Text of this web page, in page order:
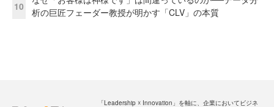
10
析の巨匠フェーダー教授が明かす「CLV」の本質
「Leadership ☓ Innovation」を軸に、企業においてビジネ